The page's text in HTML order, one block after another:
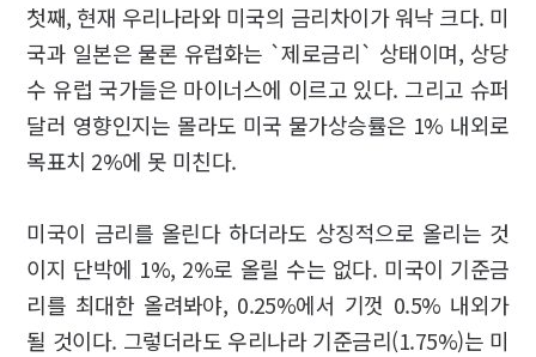
첫째, 현재 우리나라와 미국의 금리차이가 워낙 크다. 미
국과 일본은 물론 유럽화는 `제로금리` 상태이며, 상당
수 유럽 국가들은 마이너스에 이르고 있다. 그리고 슈퍼
달러 영향인지는 몰라도 미국 물가상승률은 1% 내외로
목표치 2%에 못 미친다.
미국이 금리를 올린다 하더라도 상징적으로 올리는 것
이지 단박에 1%, 2%로 올릴 수는 없다. 미국이 기준금
리를 최대한 올려봐야, 0.25%에서 기껏 0.5% 내외가
될 것이다. 그렇더라도 우리나라 기준금리(1.75%)는 미